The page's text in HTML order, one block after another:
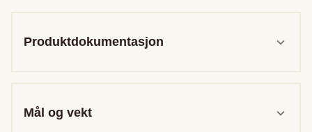
Produktdokumentasjon
Mål og vekt